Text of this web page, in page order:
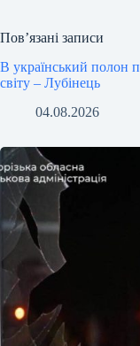
Пов’язані записи
В український полон
світу – Лубінець
04.08.2026